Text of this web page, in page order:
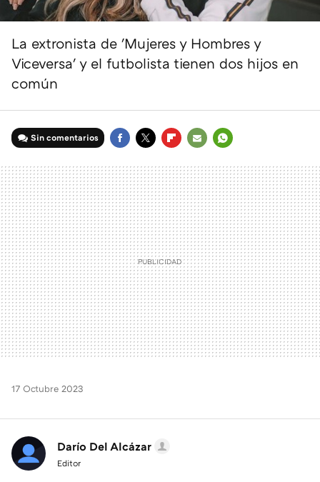
La extronista de 'Mujeres y Hombres y
Viceversa' y el futbolista tienen dos hijos en
común
Sin comentarios
MAIL
17 Octubre 2023
Darío Del Alcázar
Editor